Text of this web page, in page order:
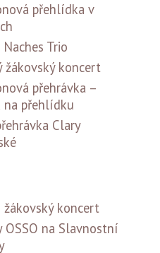
přehlídka v
Trio
žákovský koncert
přehrávka –
na přehlídku
Clary
žákovský koncert
OSSO na Slavnostní